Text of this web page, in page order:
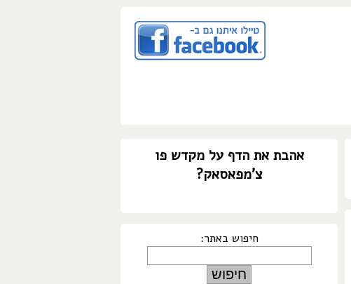
אהבת את הדף על מקדש פו
צ'מפאסאק?
חיפוש באתר: